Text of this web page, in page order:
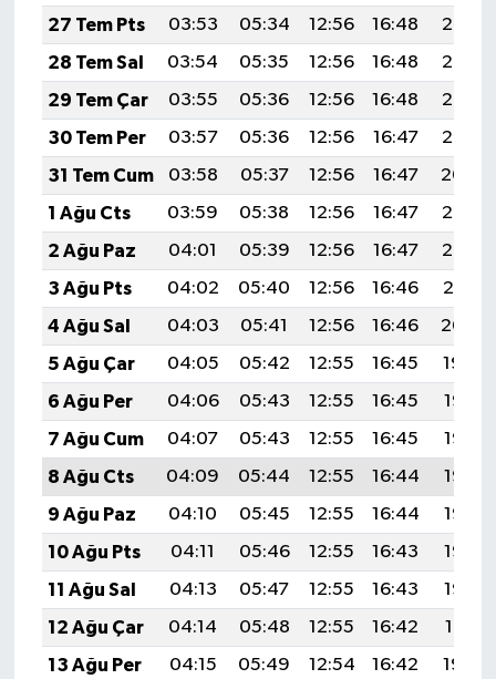
27 Tem Pts
03:53 05:34 12:56 16:48
20:08
28 Tem Sal
03:54 05:35 12:56 16:48
20:07
29 Tem Çar
03:55 05:36 12:56 16:48
20:06
30 Tem Per
03:57 05:36 12:56 16:47
20:05
31 Tem Cum
03:58 05:37 12:56 16:47
20:04
1 Ağu Cts
03:59 05:38 12:56 16:47
20:03
2 Ağu Paz
04:01 05:39 12:56 16:47
20:02
3 Ağu Pts
04:02 05:40 12:56 16:46
20:01
4 Ağu Sal
04:03 05:41 12:56 16:46
20:00
5 Ağu Çar
04:05 05:42 12:55 16:45
19:59
6 Ağu Per
04:06 05:43 12:55 16:45
19:58
7 Ağu Cum
04:07 05:43 12:55 16:45
19:57
8 Ağu Cts
04:09 05:44 12:55 16:44
19:56
9 Ağu Paz
04:10 05:45 12:55 16:44
19:55
10 Ağu Pts
04:11 05:46 12:55 16:43
19:53
11 Ağu Sal
04:13 05:47 12:55 16:43
19:52
12 Ağu Çar
04:14 05:48 12:55 16:42
19:51
13 Ağu Per
04:15 05:49 12:54 16:42
19:50